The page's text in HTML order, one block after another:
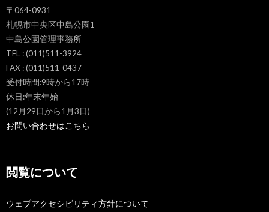
〒064-0931
札幌市中央区中島公園1
中島公園管理事務所
TEL : (011)511-3924
FAX : (011)511-0437
受付時間:9時から17時
休日:年末年始
(12月29日から1月3日)
お問い合わせはこちら
閲覧について
ウェブアクセシビリティ方針について